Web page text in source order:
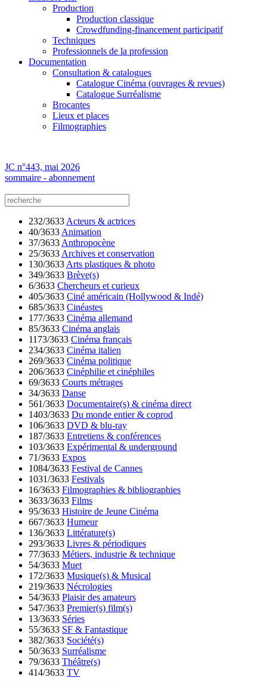
Production
Production classique
Crowdfunding-financement participatif
Techniques
Professionnels de la profession
Documentation
Consultation & catalogues
Catalogue Cinéma (ouvrages & revues)
Catalogue Surréalisme
Brocantes
Lieux et places
Filmographies
JC n°443, mai 2026
sommaire - abonnement
232/3633 Acteurs & actrices
40/3633 Animation
37/3633 Anthropocène
25/3633 Archives et conservation
130/3633 Arts plastiques & photo
349/3633 Brève(s)
6/3633 Chercheurs et curieux
405/3633 Ciné américain (Hollywood & Indé)
685/3633 Cinéastes
177/3633 Cinéma allemand
85/3633 Cinéma anglais
1173/3633 Cinéma français
234/3633 Cinéma italien
269/3633 Cinéma politique
206/3633 Cinéphilie et cinéphiles
69/3633 Courts métrages
34/3633 Danse
561/3633 Documentaire(s) & cinéma direct
1403/3633 Du monde entier & coprod
106/3633 DVD & blu-ray
187/3633 Entretiens & conférences
103/3633 Expérimental & underground
71/3633 Expos
1084/3633 Festival de Cannes
1031/3633 Festivals
16/3633 Filmographies & bibliographies
3633/3633 Films
95/3633 Histoire de Jeune Cinéma
667/3633 Humeur
136/3633 Littérature(s)
293/3633 Livres & périodiques
77/3633 Métiers, industrie & technique
54/3633 Muet
172/3633 Musique(s) & Musical
219/3633 Nécrologies
54/3633 Plaisir des amateurs
547/3633 Premier(s) film(s)
13/3633 Séries
55/3633 SF & Fantastique
382/3633 Société(s)
50/3633 Surréalisme
79/3633 Théâtre(s)
414/3633 TV